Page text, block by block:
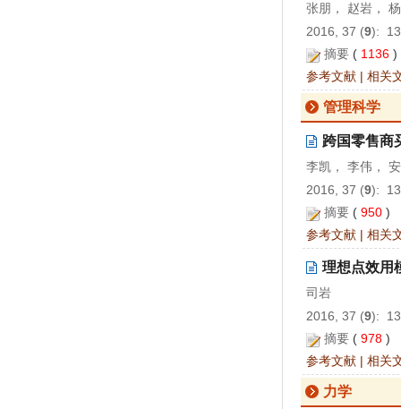
张朋， 赵岩，
2016, 37 (9):
摘要 ( 1136
参考文献 | 相关
管理科学
跨国零售商
李凯， 李伟，
2016, 37 (9):
摘要 ( 950 )
参考文献 | 相关
理想点效用
司岩
2016, 37 (9):
摘要 ( 978 )
参考文献 | 相关
力学